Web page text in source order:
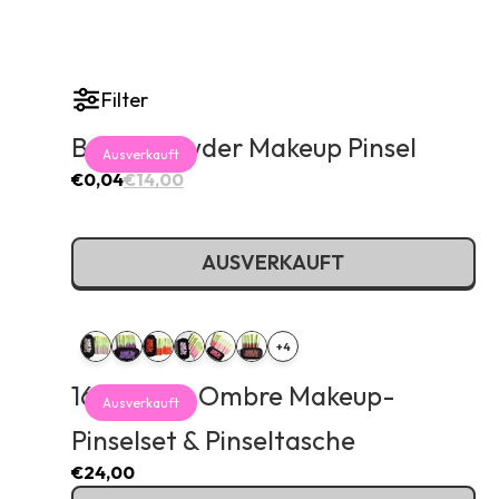
Filter
Baked Powder Makeup Pinsel
€0,04€14,00
AUSVERKAUFT
Ausverkauft
+4
16-teiliges Ombre Makeup-
Pinselset & Pinseltasche
€24,00
Ausverkauft